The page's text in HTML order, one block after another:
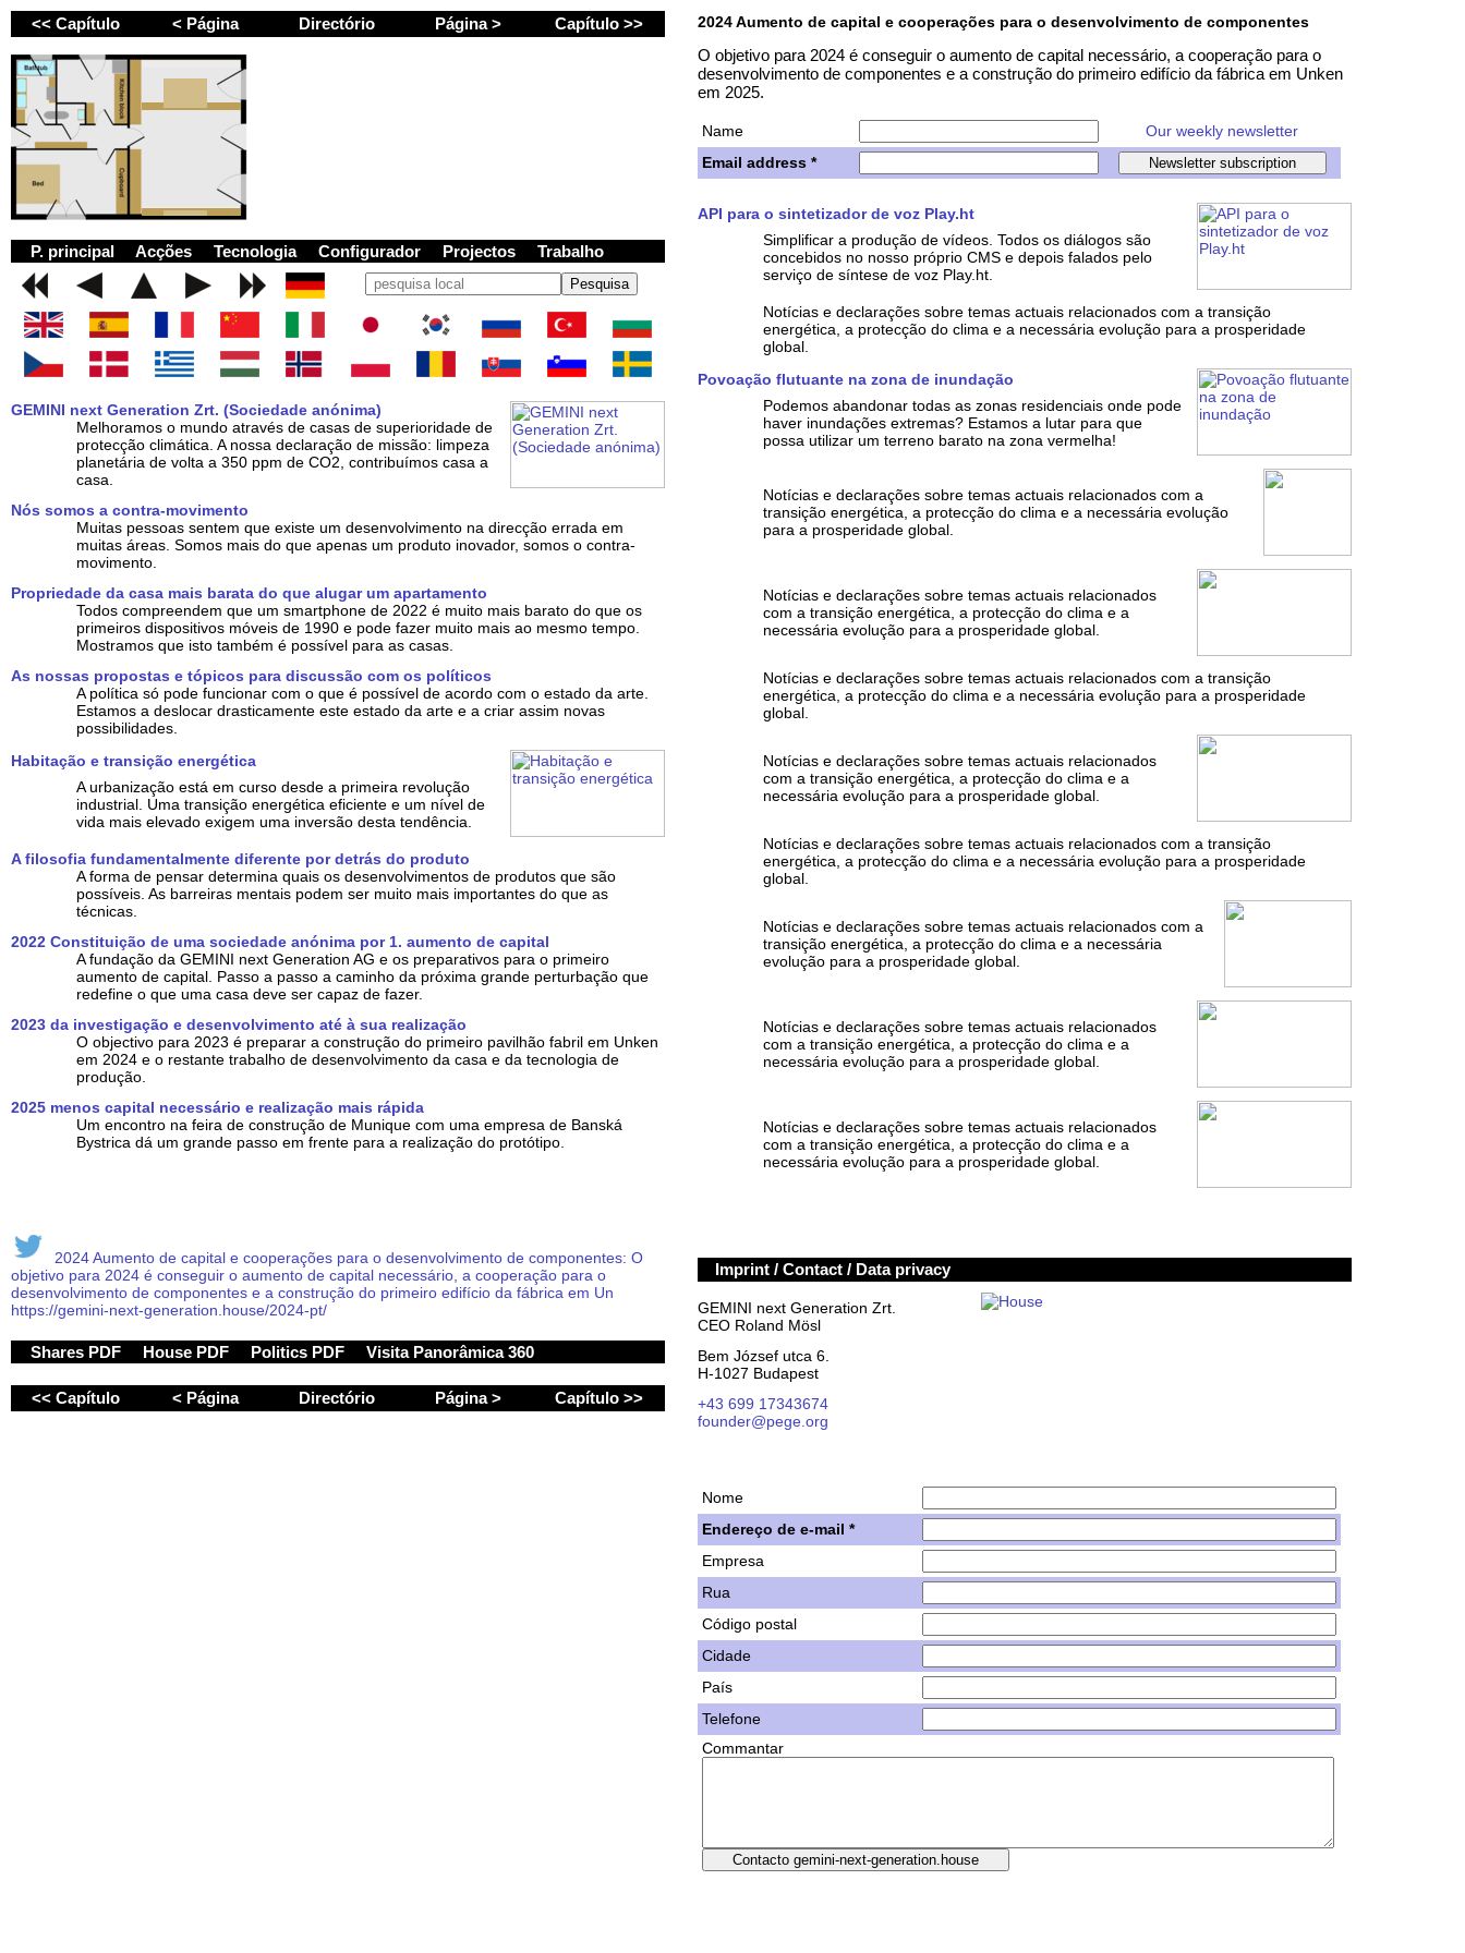
2024 Aumento de capital e cooperações para o desenvolvimento de componentes
O objetivo para 2024 é conseguir o aumento de capital necessário, a cooperação para o
desenvolvimento de componentes e a construção do primeiro edifício da fábrica em Unken
em 2025.
Name
Our weekly newsletter
Email address *
API para o sintetizador de voz Play.ht
Simplificar a produção de vídeos. Todos os diálogos são
concebidos no nosso próprio CMS e depois falados pelo
serviço de síntese de voz Play.ht.
Notícias e declarações sobre temas actuais relacionados com a transição
energética, a protecção do clima e a necessária evolução para a prosperidade
global.
Povoação flutuante na zona de inundação
Podemos abandonar todas as zonas residenciais onde pode
haver inundações extremas? Estamos a lutar para que
possa utilizar um terreno barato na zona vermelha!
Notícias e declarações sobre temas actuais relacionados com a
transição energética, a protecção do clima e a necessária evolução
para a prosperidade global.
Notícias e declarações sobre temas actuais relacionados
com a transição energética, a protecção do clima e a
necessária evolução para a prosperidade global.
Notícias e declarações sobre temas actuais relacionados com a transição
energética, a protecção do clima e a necessária evolução para a prosperidade
global.
Notícias e declarações sobre temas actuais relacionados
com a transição energética, a protecção do clima e a
necessária evolução para a prosperidade global.
Notícias e declarações sobre temas actuais relacionados com a transição
energética, a protecção do clima e a necessária evolução para a prosperidade
global.
Notícias e declarações sobre temas actuais relacionados com a
transição energética, a protecção do clima e a necessária
evolução para a prosperidade global.
Notícias e declarações sobre temas actuais relacionados
com a transição energética, a protecção do clima e a
necessária evolução para a prosperidade global.
Notícias e declarações sobre temas actuais relacionados
com a transição energética, a protecção do clima e a
necessária evolução para a prosperidade global.
<< Capítulo < Página Directório Página > Capítulo >>
P. principal Acções Tecnologia Configurador Projectos Trabalho
GEMINI next Generation Zrt. (Sociedade anónima)
Melhoramos o mundo através de casas de superioridade de
protecção climática. A nossa declaração de missão: limpeza
planetária de volta a 350 ppm de CO2, contribuímos casa a
casa.
Nós somos a contra-movimento
Muitas pessoas sentem que existe um desenvolvimento na direcção errada em
muitas áreas. Somos mais do que apenas um produto inovador, somos o contra-
movimento.
Propriedade da casa mais barata do que alugar um apartamento
Todos compreendem que um smartphone de 2022 é muito mais barato do que os
primeiros dispositivos móveis de 1990 e pode fazer muito mais ao mesmo tempo.
Mostramos que isto também é possível para as casas.
As nossas propostas e tópicos para discussão com os políticos
A política só pode funcionar com o que é possível de acordo com o estado da arte.
Estamos a deslocar drasticamente este estado da arte e a criar assim novas
possibilidades.
Habitação e transição energética
A urbanização está em curso desde a primeira revolução
industrial. Uma transição energética eficiente e um nível de
vida mais elevado exigem uma inversão desta tendência.
A filosofia fundamentalmente diferente por detrás do produto
A forma de pensar determina quais os desenvolvimentos de produtos que são
possíveis. As barreiras mentais podem ser muito mais importantes do que as
técnicas.
2022 Constituição de uma sociedade anónima por 1. aumento de capital
A fundação da GEMINI next Generation AG e os preparativos para o primeiro
aumento de capital. Passo a passo a caminho da próxima grande perturbação que
redefine o que uma casa deve ser capaz de fazer.
2023 da investigação e desenvolvimento até à sua realização
O objectivo para 2023 é preparar a construção do primeiro pavilhão fabril em Unken
em 2024 e o restante trabalho de desenvolvimento da casa e da tecnologia de
produção.
2025 menos capital necessário e realização mais rápida
Um encontro na feira de construção de Munique com uma empresa de Banská
Bystrica dá um grande passo em frente para a realização do protótipo.
2024 Aumento de capital e cooperações para o desenvolvimento de componentes: O
objetivo para 2024 é conseguir o aumento de capital necessário, a cooperação para o
desenvolvimento de componentes e a construção do primeiro edifício da fábrica em Un
https://gemini-next-generation.house/2024-pt/
Shares PDF House PDF Politics PDF Visita Panorâmica 360
Imprint / Contact / Data privacy
GEMINI next Generation Zrt.
CEO Roland Mösl
Bem József utca 6.
H-1027 Budapest
+43 699 17343674
founder@pege.org
Nome
Endereço de e-mail *
Empresa
Rua
Código postal
Cidade
País
Telefone
Commantar
<< Capítulo < Página Directório Página > Capítulo >>